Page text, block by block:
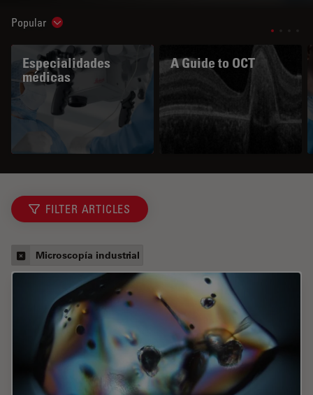
Popular Show subnavigation
Especialidades
médicas
A Guide to OCT
FILTER ARTICLES
Microscopía industrial